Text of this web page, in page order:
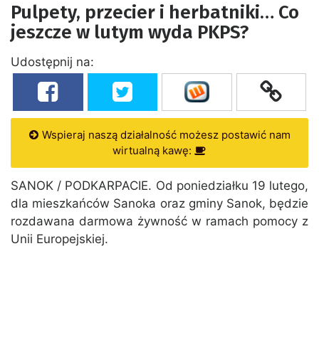
Pulpety, przecier i herbatniki… Co
jeszcze w lutym wyda PKPS?
Udostępnij na:
Wspieraj naszą działalność możesz postawić nam
wirtualną kawę:
SANOK / PODKARPACIE. Od poniedziałku 19 lutego,
dla mieszkańców Sanoka oraz gminy Sanok, będzie
rozdawana darmowa żywność w ramach pomocy z
Unii Europejskiej.